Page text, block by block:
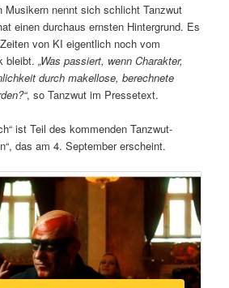
Musikern nennt sich schlicht Tanzwut
einen durchaus ernsten Hintergrund. Es
von KI eigentlich noch vom
bleibt.„Was passiert, wenn Charakter,
durch makellose, berechnete
, so Tanzwut im Pressetext.
ist Teil des kommenden Tanzwut-
das am 4. September erscheint.